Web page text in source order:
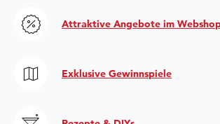
Attraktive Angebote im
Exklusive Gewinnspiele